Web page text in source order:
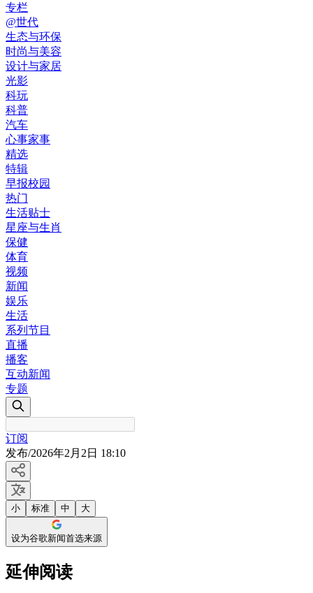
专栏
@世代
生态与环保
时尚与美容
设计与家居
光影
科玩
科普
汽车
心事家事
精选
特辑
早报校园
热门
生活贴士
星座与生肖
保健
体育
视频
新闻
娱乐
生活
系列节目
直播
播客
互动新闻
专题
订阅
发布/2026年2月2日 18:10
小 标准 中 大
设为谷歌新闻首选来源
延伸阅读